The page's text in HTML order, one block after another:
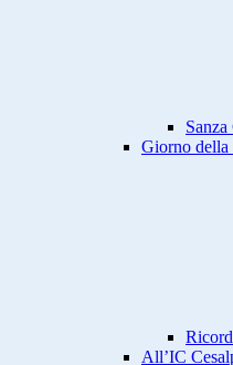
Giorno della
All’IC